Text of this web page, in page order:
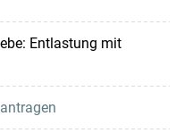
Entlastung mit